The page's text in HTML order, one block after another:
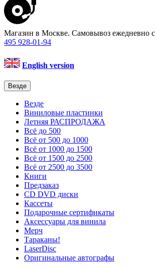
Магазин в Москве. Самовывоз ежедневно
495 928-01-94
English version
Везде
Везде
Виниловые пластинки
Летняя РАСПРОДАЖА
Всё до 500
Всё от 500 до 1000
Всё от 1000 до 1500
Всё от 1500 до 2500
Всё от 2500 до 3500
Книги
Предзаказ
CD DVD диски
Кассеты
Подарочные сертификаты
Аксессуары для винила
Мерч
Тараканы!
LaserDisc
Оригинальные автографы